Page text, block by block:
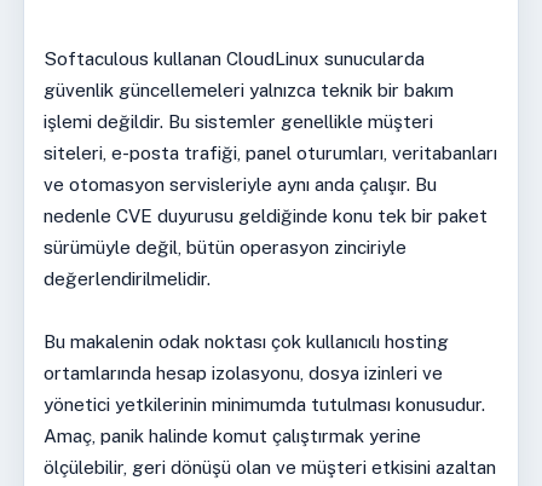
Softaculous kullanan CloudLinux sunucularda
güvenlik güncellemeleri yalnızca teknik bir bakım
işlemi değildir. Bu sistemler genellikle müşteri
siteleri, e-posta trafiği, panel oturumları, veritabanları
ve otomasyon servisleriyle aynı anda çalışır. Bu
nedenle CVE duyurusu geldiğinde konu tek bir paket
sürümüyle değil, bütün operasyon zinciriyle
değerlendirilmelidir.
Bu makalenin odak noktası çok kullanıcılı hosting
ortamlarında hesap izolasyonu, dosya izinleri ve
yönetici yetkilerinin minimumda tutulması konusudur.
Amaç, panik halinde komut çalıştırmak yerine
ölçülebilir, geri dönüşü olan ve müşteri etkisini azaltan